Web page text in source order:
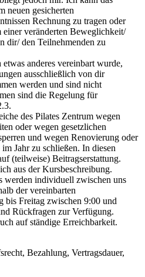
neuen gesicherten
Rechnung zu tragen oder
veränderten Beweglichkeit/
dir/ den Teilnehmenden zu
anderes vereinbart wurde,
ausschließlich von dir
werden und sind nicht
sind die Regelung für
des Pilates Zentrum wegen
oder wegen gesetzlichen
und wegen Renovierung oder
Jahr zu schließen. In diesen
(teilweise) Beitragserstattung.
aus der Kursbeschreibung.
werden individuell zwischen uns
der vereinbarten
bis Freitag zwischen 9:00 und
Rückfragen zur Verfügung.
auf ständige Erreichbarkeit.
Bezahlung, Vertragsdauer,